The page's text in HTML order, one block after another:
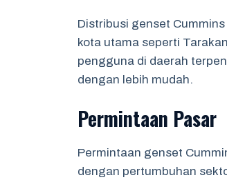
Distribusi genset
kota utama seperti
pengguna di daerah
dengan lebih mudah.
Permintaan Pasar
Permintaan genset
dengan pertumbuhan